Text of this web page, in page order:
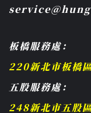
板橋服務處：
220新北市板橋
五股服務處：
248新北市五股